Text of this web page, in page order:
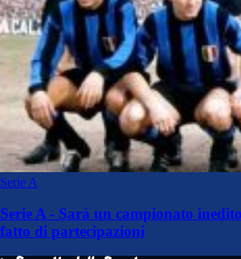
Serie A
Serie A - Sarà un campionato
fatto di partecipazioni